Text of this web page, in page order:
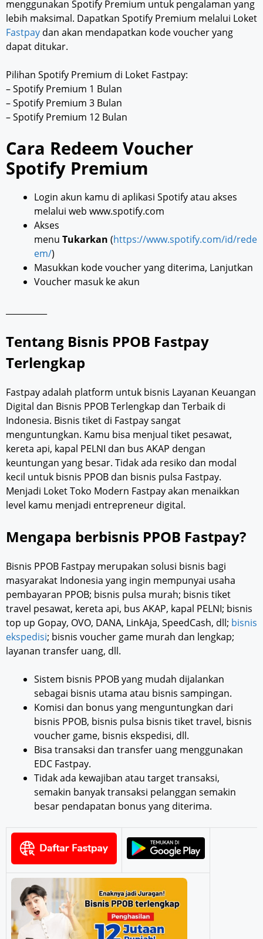
menggunakan Spotify Premium untuk pengalaman yang
lebih maksimal. Dapatkan Spotify Premium melalui Loket
Fastpay dan akan mendapatkan kode voucher yang
dapat ditukar.
Pilihan Spotify Premium di Loket Fastpay:
– Spotify Premium 1 Bulan
– Spotify Premium 3 Bulan
– Spotify Premium 12 Bulan
Cara Redeem Voucher
Spotify Premium
Login akun kamu di aplikasi Spotify atau akses
melalui web www.spotify.com
Akses
menu Tukarkan (https://www.spotify.com/id/rede
em/)
Masukkan kode voucher yang diterima, Lanjutkan
Voucher masuk ke akun
Tentang Bisnis PPOB Fastpay
Terlengkap
Fastpay adalah platform untuk bisnis Layanan Keuangan
Digital dan Bisnis PPOB Terlengkap dan Terbaik di
Indonesia. Bisnis tiket di Fastpay sangat
menguntungkan. Kamu bisa menjual tiket pesawat,
kereta api, kapal PELNI dan bus AKAP dengan
keuntungan yang besar. Tidak ada resiko dan modal
kecil untuk bisnis PPOB dan bisnis pulsa Fastpay.
Menjadi Loket Toko Modern Fastpay akan menaikkan
level kamu menjadi entrepreneur digital.
Mengapa berbisnis PPOB Fastpay?
Bisnis PPOB Fastpay merupakan solusi bisnis bagi
masyarakat Indonesia yang ingin mempunyai usaha
pembayaran PPOB; bisnis pulsa murah; bisnis tiket
travel pesawat, kereta api, bus AKAP, kapal PELNI; bisnis
top up Gopay, OVO, DANA, LinkAja, SpeedCash, dll; bisnis
ekspedisi; bisnis voucher game murah dan lengkap;
layanan transfer uang, dll.
Sistem bisnis PPOB yang mudah dijalankan
sebagai bisnis utama atau bisnis sampingan.
Komisi dan bonus yang menguntungkan dari
bisnis PPOB, bisnis pulsa bisnis tiket travel, bisnis
voucher game, bisnis ekspedisi, dll.
Bisa transaksi dan transfer uang menggunakan
EDC Fastpay.
Tidak ada kewajiban atau target transaksi,
semakin banyak transaksi pelanggan semakin
besar pendapatan bonus yang diterima.